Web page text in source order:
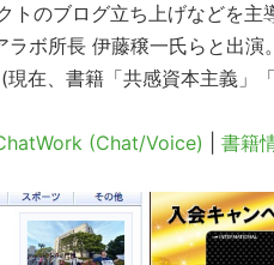
トのブログ立ち上げなどを
ボ所長 伊藤穣一氏らと出演
現在、書籍「共感資本主義
(Chat/Voice) 書籍